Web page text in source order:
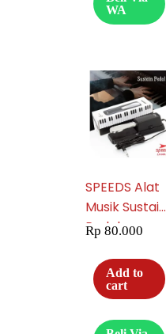
Gitar A 049-9
WA
SPEEDS Alat
Musik Sustain
Pedal
SPEEDS Untuk
Piano Elektrik
Digital 049-20
Rp 80.000
Add to
cart